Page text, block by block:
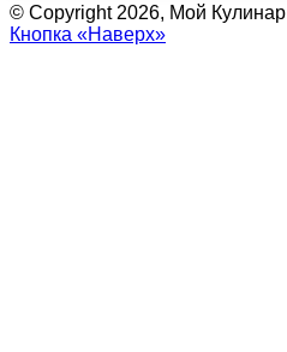
© Copyright 2026, Мой Кулинар
Кнопка «Наверх»